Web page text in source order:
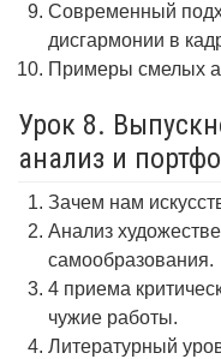
Современный
дисгармонии в
Примеры смелых
Урок 8.
анализ и
Зачем нам
Анализ
самообразования.
4 приема
чужие работы.
Литературный